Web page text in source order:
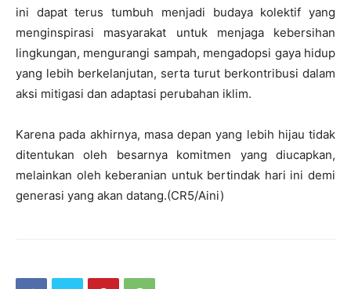
ini dapat terus tumbuh menjadi budaya kolektif yang
menginspirasi masyarakat untuk menjaga kebersihan
lingkungan, mengurangi sampah, mengadopsi gaya hidup
yang lebih berkelanjutan, serta turut berkontribusi dalam
aksi mitigasi dan adaptasi perubahan iklim.
Karena pada akhirnya, masa depan yang lebih hijau tidak
ditentukan oleh besarnya komitmen yang diucapkan,
melainkan oleh keberanian untuk bertindak hari ini demi
generasi yang akan datang.(CR5/Aini)